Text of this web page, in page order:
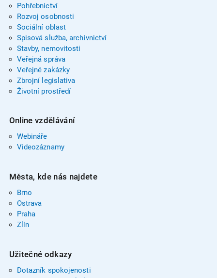
Pohřebnictví
Rozvoj osobnosti
Sociální oblast
Spisová služba, archivnictví
Stavby, nemovitosti
Veřejná správa
Veřejné zakázky
Zbrojní legislativa
Životní prostředí
Online vzdělávání
Webináře
Videozáznamy
Města, kde nás najdete
Brno
Ostrava
Praha
Zlín
Užitečné odkazy
Dotazník spokojenosti